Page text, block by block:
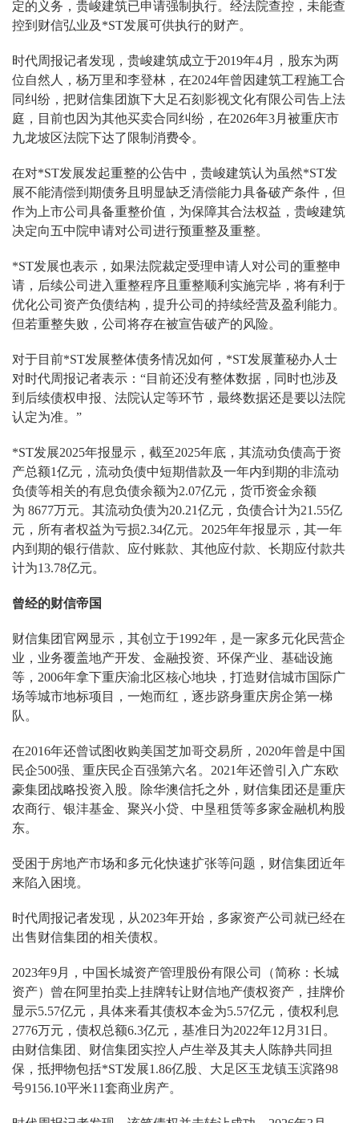
定的义务，贵峻建筑已申请强制执行。经法院查控，未能查
控到财信弘业及*ST发展可供执行的财产。
时代周报记者发现，贵峻建筑成立于2019年4月，股东为两
位自然人，杨万里和李登林，在2024年曾因建筑工程施工合
同纠纷，把财信集团旗下大足石刻影视文化有限公司告上法
庭，目前也因为其他买卖合同纠纷，在2026年3月被重庆市
九龙坡区法院下达了限制消费令。
在对*ST发展发起重整的公告中，贵峻建筑认为虽然*ST发
展不能清偿到期债务且明显缺乏清偿能力具备破产条件，但
作为上市公司具备重整价值，为保障其合法权益，贵峻建筑
决定向五中院申请对公司进行预重整及重整。
*ST发展也表示，如果法院裁定受理申请人对公司的重整申
请，后续公司进入重整程序且重整顺利实施完毕，将有利于
优化公司资产负债结构，提升公司的持续经营及盈利能力。
但若重整失败，公司将存在被宣告破产的风险。
对于目前*ST发展整体债务情况如何，*ST发展董秘办人士
对时代周报记者表示：“目前还没有整体数据，同时也涉及
到后续债权申报、法院认定等环节，最终数据还是要以法院
认定为准。”
*ST发展2025年报显示，截至2025年底，其流动负债高于资
产总额1亿元，流动负债中短期借款及一年内到期的非流动
负债等相关的有息负债余额为2.07亿元，货币资金余额
为 8677万元。其流动负债为20.21亿元，负债合计为21.55亿
元，所有者权益为亏损2.34亿元。2025年年报显示，其一年
内到期的银行借款、应付账款、其他应付款、长期应付款共
计为13.78亿元。
曾经的财信帝国
财信集团官网显示，其创立于1992年，是一家多元化民营企
业，业务覆盖地产开发、金融投资、环保产业、基础设施
等，2006年拿下重庆渝北区核心地块，打造财信城市国际广
场等城市地标项目，一炮而红，逐步跻身重庆房企第一梯
队。
在2016年还曾试图收购美国芝加哥交易所，2020年曾是中国
民企500强、重庆民企百强第六名。2021年还曾引入广东欧
豪集团战略投资入股。除华澳信托之外，财信集团还是重庆
农商行、银沣基金、聚兴小贷、中垦租赁等多家金融机构股
东。
受困于房地产市场和多元化快速扩张等问题，财信集团近年
来陷入困境。
时代周报记者发现，从2023年开始，多家资产公司就已经在
出售财信集团的相关债权。
2023年9月，中国长城资产管理股份有限公司（简称：长城
资产）曾在阿里拍卖上挂牌转让财信地产债权资产，挂牌价
显示5.57亿元，具体来看其债权本金为5.57亿元，债权利息
2776万元，债权总额6.3亿元，基准日为2022年12月31日。
由财信集团、财信集团实控人卢生举及其夫人陈静共同担
保，抵押物包括*ST发展1.86亿股、大足区玉龙镇玉滨路98
号9156.10平米11套商业房产。